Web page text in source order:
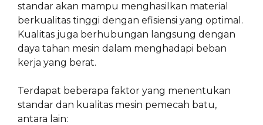
standar akan mampu menghasilkan material
berkualitas tinggi dengan efisiensi yang optimal.
Kualitas juga berhubungan langsung dengan
daya tahan mesin dalam menghadapi beban
kerja yang berat.
Terdapat beberapa faktor yang menentukan
standar dan kualitas mesin pemecah batu,
antara lain: